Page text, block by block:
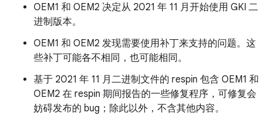
OEM1 和 OEM2 决定从 2021 年 11 月开始使用 GKI 二
进制版本。
OEM1 和 OEM2 发现需要使用补丁来支持的问题。这
些补丁可能各不相同，也可能相同。
基于 2021 年 11 月二进制文件的 respin 包含 OEM1 和
OEM2 在 respin 期间报告的一些修复程序，可修复会
妨碍发布的 bug；除此以外，不含其他内容。